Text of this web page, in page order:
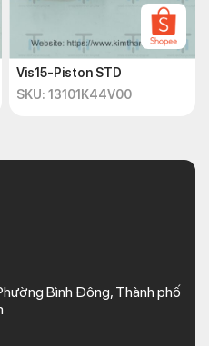
Vis15-Piston STD
SKU: 13101K44V00
Bình Đông, Thành phố